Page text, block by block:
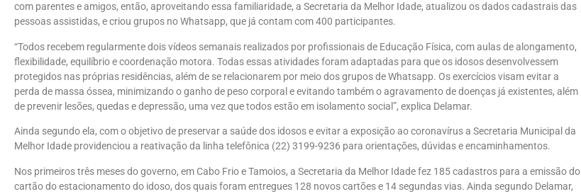
com parentes e amigos, então, aproveitando essa familiaridade, a Secretaria da Melhor Idade, atualizou os dados cadastrais das
pessoas assistidas, e criou grupos no Whatsapp, que já contam com 400 participantes.
“Todos recebem regularmente dois vídeos semanais realizados por profissionais de Educação Física, com aulas de alongamento,
flexibilidade, equilíbrio e coordenação motora. Todas essas atividades foram adaptadas para que os idosos desenvolvessem
protegidos nas próprias residências, além de se relacionarem por meio dos grupos de Whatsapp. Os exercícios visam evitar a
perda de massa óssea, minimizando o ganho de peso corporal e evitando também o agravamento de doenças já existentes, além
de prevenir lesões, quedas e depressão, uma vez que todos estão em isolamento social”, explica Delamar.
Ainda segundo ela, com o objetivo de preservar a saúde dos idosos e evitar a exposição ao coronavírus a Secretaria Municipal da
Melhor Idade providenciou a reativação da linha telefônica (22) 3199-9236 para orientações, dúvidas e encaminhamentos.
Nos primeiros três meses do governo, em Cabo Frio e Tamoios, a Secretaria da Melhor Idade fez 185 cadastros para a emissão do
cartão do estacionamento do idoso, dos quais foram entregues 128 novos cartões e 14 segundas vias. Ainda segundo Delamar,